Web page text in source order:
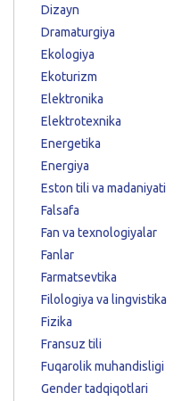
Dizayn
Dramaturgiya
Ekologiya
Ekoturizm
Elektronika
Elektrotexnika
Energetika
Energiya
Eston tili va madaniyati
Falsafa
Fan va texnologiyalar
Fanlar
Farmatsevtika
Filologiya va lingvistika
Fizika
Fransuz tili
Fuqarolik muhandisligi
Gender tadqiqotlari